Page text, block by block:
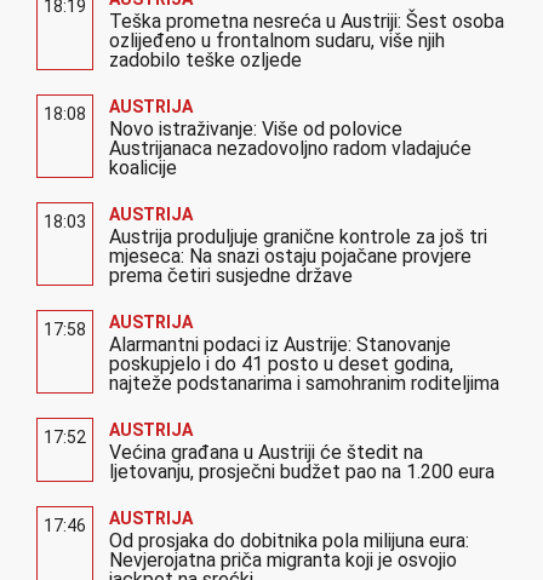
18:19
Teška prometna nesreća u Austriji: Šest osoba
ozlijeđeno u frontalnom sudaru, više njih
zadobilo teške ozljede
18:08 AUSTRIJA
Novo istraživanje: Više od polovice
Austrijanaca nezadovoljno radom vladajuće
koalicije
18:03 AUSTRIJA
Austrija produljuje granične kontrole za još tri
mjeseca: Na snazi ostaju pojačane provjere
prema četiri susjedne države
17:58 AUSTRIJA
Alarmantni podaci iz Austrije: Stanovanje
poskupjelo i do 41 posto u deset godina,
najteže podstanarima i samohranim roditeljima
17:52 AUSTRIJA
Većina građana u Austriji će štedit na
ljetovanju, prosječni budžet pao na 1.200 eura
17:46 AUSTRIJA
Od prosjaka do dobitnika pola milijuna eura:
Nevjerojatna priča migranta koji je osvojio